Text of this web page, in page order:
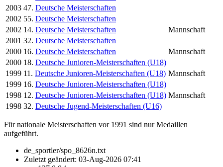
2003 47. Deutsche Meisterschaften
2002 55. Deutsche Meisterschaften
2002 14. Deutsche Meisterschaften
Mannschaft
2001 32. Deutsche Meisterschaften
2000 16. Deutsche Meisterschaften
Mannschaft
2000 18. Deutsche Junioren-Meisterschaften (U18)
1999 11. Deutsche Junioren-Meisterschaften (U18) Mannschaft
1999 16. Deutsche Junioren-Meisterschaften (U18)
1998 12. Deutsche Junioren-Meisterschaften (U18) Mannschaft
1998 32. Deutsche Jugend-Meisterschaften (U16)
Für nationale Meisterschaften vor 1991 sind nur Medaillen
aufgeführt.
de_sportler/spo_8626n.txt
Zuletzt geändert: 03-Aug-2026 07:41